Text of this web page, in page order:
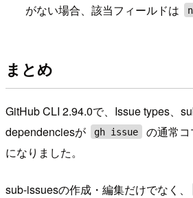
がない場合、該当フィールドは
まとめ
GitHub CLI 2.94.0で、Issue types、
dependenciesが
gh issue
の通常
になりました。
sub-issuesの作成・編集だけでなく、